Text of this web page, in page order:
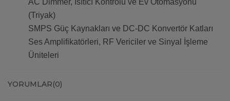
AC Dimmer, Isıtıcı Kontrolü ve Ev Otomasyonu
(Triyak)
SMPS Güç Kaynakları ve DC-DC Konvertör Katları
Ses Amplifikatörleri, RF Vericiler ve Sinyal İşleme
Üniteleri
YORUMLAR(0)